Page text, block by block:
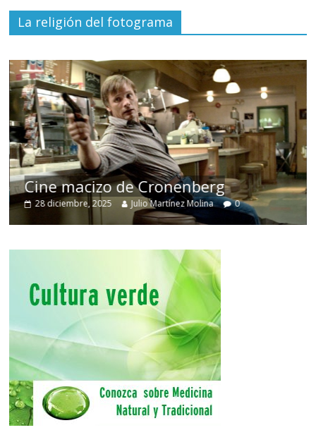
La religión del fotograma
Cine macizo de Cronenberg
28 diciembre, 2025 Julio Martínez Molina 0